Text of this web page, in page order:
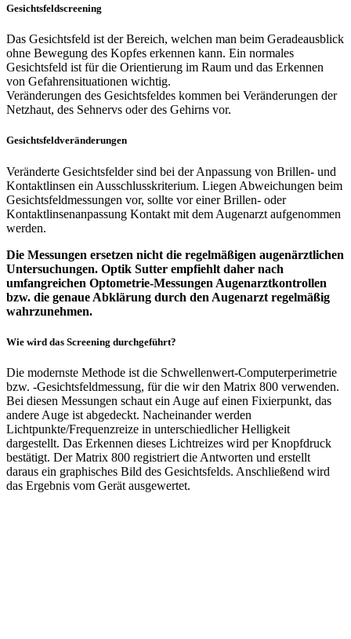
Gesichtsfeldscreening
Das Gesichtsfeld ist der Bereich, welchen man beim Geradeausblick
ohne Bewegung des Kopfes erkennen kann. Ein normales
Gesichtsfeld ist für die Orientierung im Raum und das Erkennen
von Gefahrensituationen wichtig.
Veränderungen des Gesichtsfeldes kommen bei Veränderungen der
Netzhaut, des Sehnervs oder des Gehirns vor.
Gesichtsfeldveränderungen
Veränderte Gesichtsfelder sind bei der Anpassung von Brillen- und
Kontaktlinsen ein Ausschlusskriterium. Liegen Abweichungen beim
Gesichtsfeldmessungen vor, sollte vor einer Brillen- oder
Kontaktlinsenanpassung Kontakt mit dem Augenarzt aufgenommen
werden.
Die Messungen ersetzen nicht die regelmäßigen augenärztlichen
Untersuchungen. Optik Sutter empfiehlt daher nach
umfangreichen Optometrie-Messungen Augenarztkontrollen
bzw. die genaue Abklärung durch den Augenarzt regelmäßig
wahrzunehmen.
Wie wird das Screening durchgeführt?
Die modernste Methode ist die Schwellenwert-Computerperimetrie
bzw. -Gesichtsfeldmessung, für die wir den Matrix 800 verwenden.
Bei diesen Messungen schaut ein Auge auf einen Fixierpunkt, das
andere Auge ist abgedeckt. Nacheinander werden
Lichtpunkte/Frequenzreize in unterschiedlicher Helligkeit
dargestellt. Das Erkennen dieses Lichtreizes wird per Knopfdruck
bestätigt. Der Matrix 800 registriert die Antworten und erstellt
daraus ein graphisches Bild des Gesichtsfelds. Anschließend wird
das Ergebnis vom Gerät ausgewertet.